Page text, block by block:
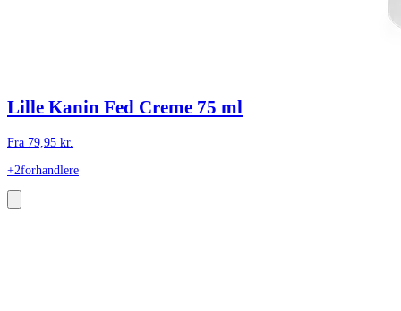
Lille Kanin Fed Creme 75 ml
Fra 79,95 kr.
+2forhandlere